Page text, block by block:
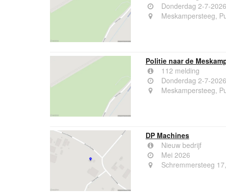
Donderdag 2-7-
Meskampersteeg,
Politie naar de
112 melding
Donderdag 2-7-
Meskampersteeg,
DP Machines
Nieuw bedrijf
Mei 2026
Schremmersteeg